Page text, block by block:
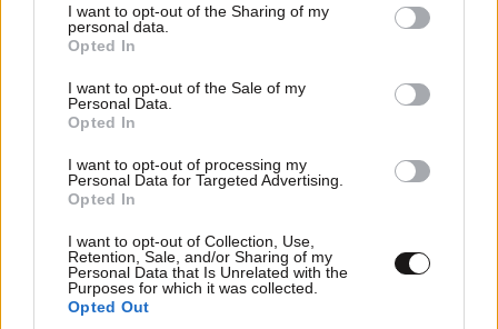
not limited to your visit or usage behaviour. You may click to
grant or deny consent to Google and its third-party tags to
use your data for below specified purposes in below Google
consent section.
I want to opt-out of the Sharing of my
personal data.
Opted In
I want to opt-out of the Sale of my
Personal Data.
Opted In
I want to opt-out of processing my
Personal Data for Targeted Advertising.
Opted In
I want to opt-out of Collection, Use,
Retention, Sale, and/or Sharing of my
Personal Data that Is Unrelated with the
Purposes for which it was collected.
Opted Out
ΕΛΛΑΔΑ39 λ. πριν
του παιδιού που πνίγηκε: Είχε ξαναέρθει πριν
έναν μήνα και με τον τρόπο μας προσπαθήσαμε
να τον διώξουμε